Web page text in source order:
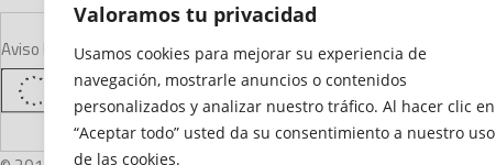
Valoramos tu privacidad
Usamos cookies para mejorar su experiencia de
navegación, mostrarle anuncios o contenidos
personalizados y analizar nuestro tráfico. Al hacer clic en
“Aceptar todo” usted da su consentimiento a nuestro uso
de las cookies.
Aviso LegalDeclaración de AccesibilidadMapa del SitioPolítica de Cookies